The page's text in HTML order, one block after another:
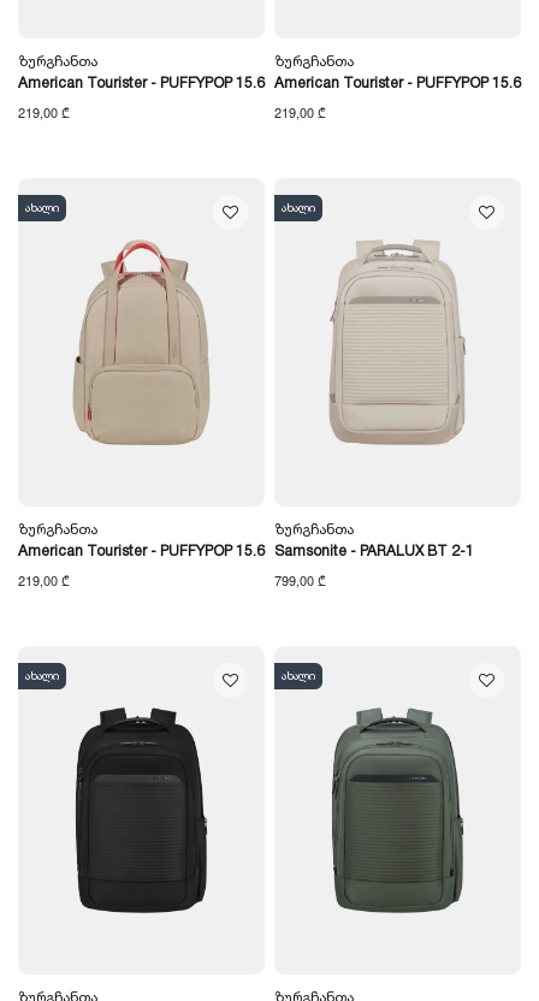
Ზურგჩანთა
American Tourister - PUFFYPOP 15.6
219,00 ₾
Ზურგჩანთა
American Tourister - PUFFYPOP 15.6
219,00 ₾
ახალი
Ზურგჩანთა
American Tourister - PUFFYPOP 15.6
219,00 ₾
ახალი
Ზურგჩანთა
Samsonite - PARALUX BT 2-1
799,00 ₾
ახალი ახალი